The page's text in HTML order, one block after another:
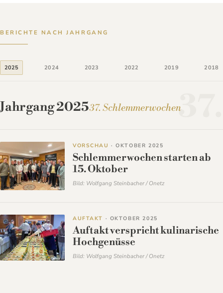
BERICHTE NACH JAHRGANG
2025 2024 2023 2022 2019 2018
37.
Jahrgang 202537. Schlemmerwochen
VORSCHAU · OKTOBER 2025
Schlemmerwochen starten ab
15. Oktober
Bild: Wolfgang Steinbacher / Onetz
AUFTAKT · OKTOBER 2025
Auftakt verspricht kulinarische
Hochgenüsse
Bild: Wolfgang Steinbacher / Onetz